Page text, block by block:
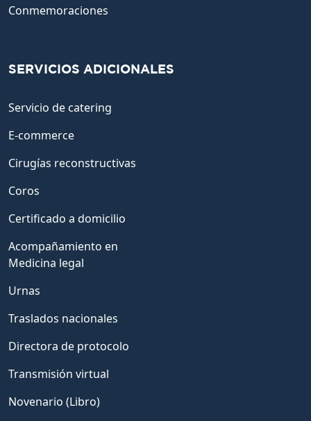
Conmemoraciones
SERVICIOS ADICIONALES
Servicio de catering
E-commerce
Cirugías reconstructivas
Coros
Certificado a domicilio
Acompañamiento en
Medicina legal
Urnas
Traslados nacionales
Directora de protocolo
Transmisión virtual
Novenario (Libro)